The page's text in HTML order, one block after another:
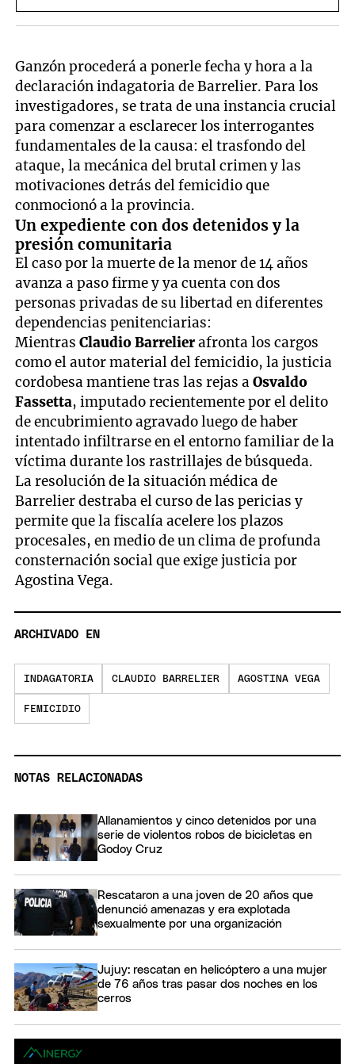
Ganzón procederá a ponerle fecha y hora a la
declaración indagatoria de Barrelier. Para los
investigadores, se trata de una instancia crucial
para comenzar a esclarecer los interrogantes
fundamentales de la causa: el trasfondo del
ataque, la mecánica del brutal crimen y las
motivaciones detrás del femicidio que
conmocionó a la provincia.
Un expediente con dos detenidos y la
presión comunitaria
El caso por la muerte de la menor de 14 años
avanza a paso firme y ya cuenta con dos
personas privadas de su libertad en diferentes
dependencias penitenciarias:
MientrasClaudio Barrelierafronta los cargos
como el autor material del femicidio, la justicia
cordobesa mantiene tras las rejas aOsvaldo
Fassetta, imputado recientemente por el delito
de encubrimiento agravado luego de haber
intentado infiltrarse en el entorno familiar de la
víctima durante los rastrillajes de búsqueda.
La resolución de la situación médica de
Barrelier destraba el curso de las pericias y
permite que la fiscalía acelere los plazos
procesales, en medio de un clima de profunda
consternación social que exige justicia por
Agostina Vega.
ARCHIVADO EN
INDAGATORIA CLAUDIO BARRELIER AGOSTINA VEGA
FEMICIDIO
NOTAS RELACIONADAS
Allanamientos y cinco detenidos por una
serie de violentos robos de bicicletas en
Godoy Cruz
Rescataron a una joven de 20 años que
denunció amenazas y era explotada
sexualmente por una organización
Jujuy: rescatan en helicóptero a una mujer
de 76 años tras pasar dos noches en los
cerros